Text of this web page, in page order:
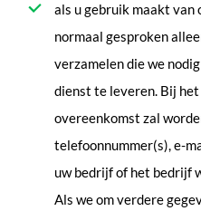
als u gebruik maakt van
normaal gesproken
verzamelen die we
dienst te leveren. Bij
overeenkomst zal
telefoonnummer(s), e-
uw bedrijf of het bedrijf
Als we om verdere